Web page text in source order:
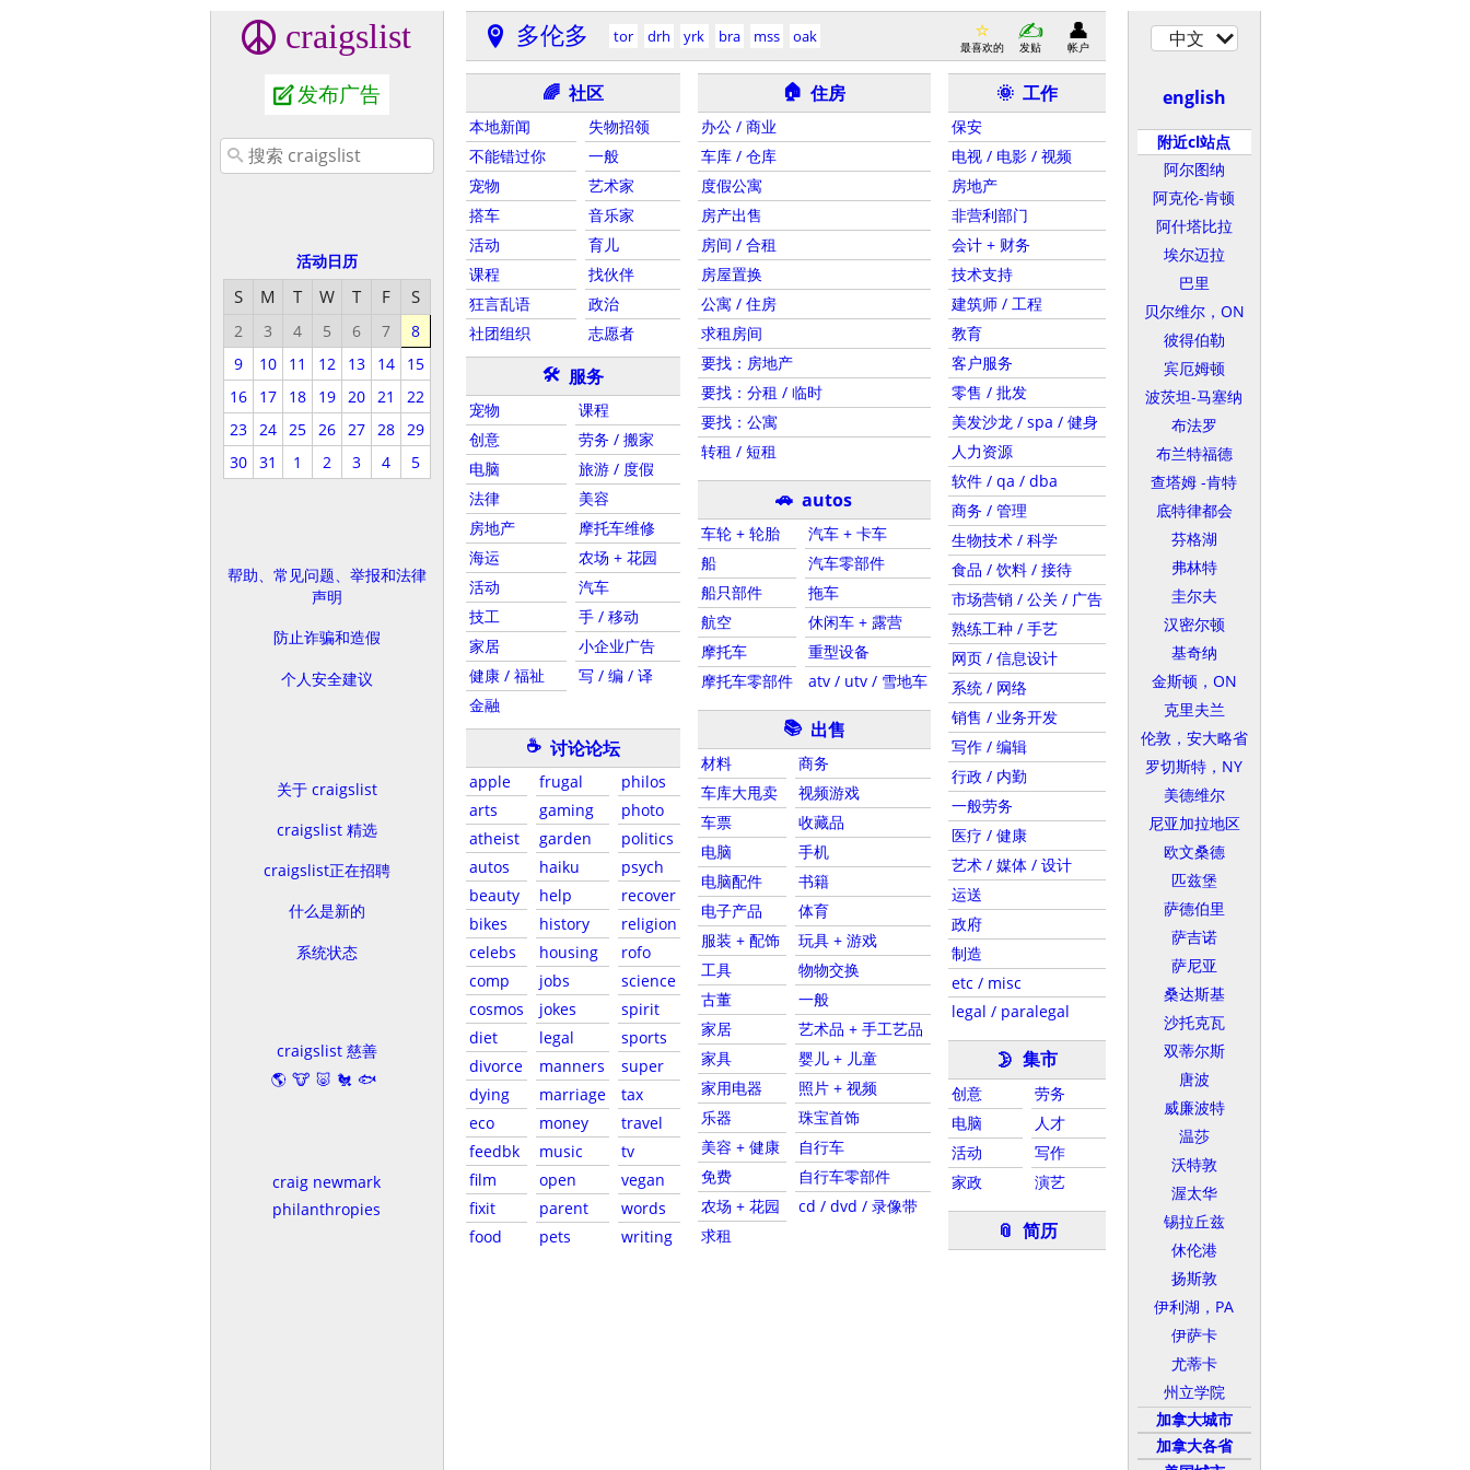
craigslist
发布广告
活动日历
S M T W T F S
2 3 4 5 6 7
8
9
10 11 12 13 14
15
16
17 18 19 20 21
22
23
24 25 26 27 28
29
30
31 1 2 3 4 5
帮助、常见问题、举报和法律
声明
防止诈骗和造假
个人安全建议
关于 craigslist
craigslist 精选
craigslist正在招聘
什么是新的
系统状态
craigslist 慈善
🌎🐮🐷🐔🐟
craig newmark
philanthropies
多伦多 tor drh yrk bra mss oak
最喜欢的 发贴 帐户
🌈 社区
本地新闻
不能错过你
宠物
搭车
活动
课程
狂言乱语
社团组织
失物招领
一般
艺术家
音乐家
育儿
找伙伴
政治
志愿者
🛠 服务
宠物
创意
电脑
法律
房地产
海运
活动
技工
家居
健康 / 福祉
金融
课程
劳务 / 搬家
旅游 / 度假
美容
摩托车维修
农场 + 花园
汽车
手 / 移动
小企业广告
写 / 编 / 译
☕ 讨论论坛
apple
arts
atheist
autos
beauty
bikes
celebs
comp
cosmos
diet
divorce
dying
eco
feedbk
film
fixit
food
frugal
gaming
garden
haiku
help
history
housing
jobs
jokes
legal
manners
marriage
money
music
open
parent
pets
philos
photo
politics
psych
recover
religion
rofo
science
spirit
sports
super
tax
travel
tv
vegan
words
writing
🏠 住房
办公 / 商业
车库 / 仓库
度假公寓
房产出售
房间 / 合租
房屋置换
公寓 / 住房
求租房间
要找：房地产
要找：分租 / 临时
要找：公寓
转租 / 短租
🚗 autos
车轮 + 轮胎
船
船只部件
航空
摩托车
摩托车零部件
汽车 + 卡车
汽车零部件
拖车
休闲车 + 露营
重型设备
atv / utv / 雪地车
📚 出售
材料
车库大甩卖
车票
电脑
电脑配件
电子产品
服装 + 配饰
工具
古董
家居
家具
家用电器
乐器
美容 + 健康
免费
农场 + 花园
求租
商务
视频游戏
收藏品
手机
书籍
体育
玩具 + 游戏
物物交换
一般
艺术品 + 手工艺品
婴儿 + 儿童
照片 + 视频
珠宝首饰
自行车
自行车零部件
cd / dvd / 录像带
🌞 工作
保安
电视 / 电影 / 视频
房地产
非营利部门
会计 + 财务
技术支持
建筑师 / 工程
教育
客户服务
零售 / 批发
美发沙龙 / spa / 健身
人力资源
软件 / qa / dba
商务 / 管理
生物技术 / 科学
食品 / 饮料 / 接待
市场营销 / 公关 / 广告
熟练工种 / 手艺
网页 / 信息设计
系统 / 网络
销售 / 业务开发
写作 / 编辑
行政 / 内勤
一般劳务
医疗 / 健康
艺术 / 媒体 / 设计
运送
政府
制造
etc / misc
legal / paralegal
🌛 集市
创意
电脑
活动
家政
劳务
人才
写作
演艺
📎 简历
中文
english
附近cl站点
阿尔图纳
阿克伦-肯顿
阿什塔比拉
埃尔迈拉
巴里
贝尔维尔，ON
彼得伯勒
宾厄姆顿
波茨坦-马塞纳
布法罗
布兰特福德
查塔姆 -肯特
底特律都会
芬格湖
弗林特
圭尔夫
汉密尔顿
基奇纳
金斯顿，ON
克里夫兰
伦敦，安大略省
罗切斯特，NY
美德维尔
尼亚加拉地区
欧文桑德
匹兹堡
萨德伯里
萨吉诺
萨尼亚
桑达斯基
沙托克瓦
双蒂尔斯
唐波
威廉波特
温莎
沃特敦
渥太华
锡拉丘兹
休伦港
扬斯敦
伊利湖，PA
伊萨卡
尤蒂卡
州立学院
加拿大城市
加拿大各省